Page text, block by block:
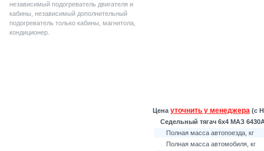
независимый подогреватель двигателя и
кабины, независимый дополнительный
подогреватель только кабины, магнитола,
кондиционер.
Цена уточнить у менеджера (с
Седельный тягач 6х4 МАЗ
Полная масса автопоезда, кг
Полная масса автомобиля, кг